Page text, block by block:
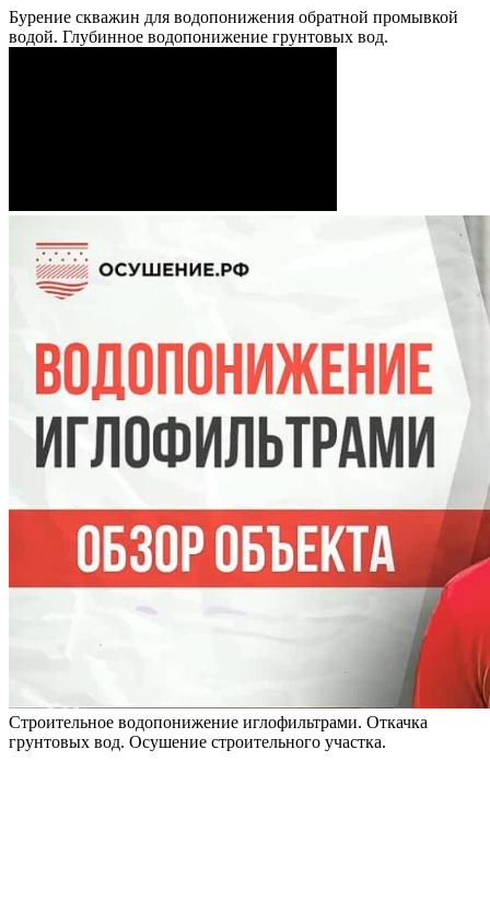
Бурение скважин для водопонижения обратной промывкой
водой. Глубинное водопонижение грунтовых вод.
Строительное водопонижение иглофильтрами. Откачка
грунтовых вод. Осушение строительного участка.